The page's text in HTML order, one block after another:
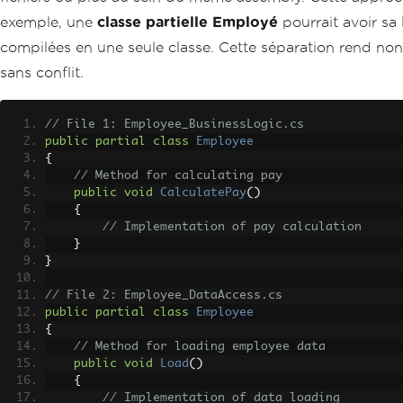
exemple, une classe partielle Employé pourrait avoir sa
compilées en une seule classe. Cette séparation rend
sans conflit.
// File 1: Employee_BusinessLogic.cs
public
partial class
Employee
{
// Method for calculating pay
public
void CalculatePay()
{
// Implementation of pay calculation
}
}
// File 2: Employee_DataAccess.cs
public
partial class
Employee
{
// Method for loading employee data
public
void Load ()
{
// Implementation of data loading